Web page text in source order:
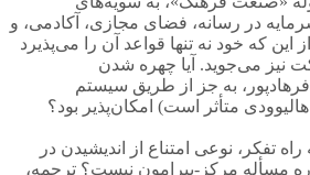
در رسانه، فضای مجازی، آکادمی، و
که خود نه تنها قواعد آن را می‌پذیرد
نیز می‌جوید. آیا چهره شدن
به جز از طریق سیستم
متأثر است) امکان‌پذیر بود؟
راه تفکر، نوعی امتناع از اندیشیدن در
مسأله مرکز-پیرامون نیست؟ ترجمه،